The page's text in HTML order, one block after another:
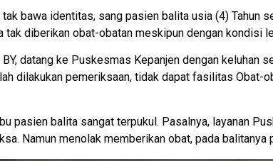
bawa identitas, sang pasien balita usia (4) Tahun
tak diberikan obat-obatan meskipun dengan kondisi
BY, datang ke Puskesmas Kepanjen dengan keluhan
dilakukan pemeriksaan, tidak dapat fasilitas Obat-
pasien balita sangat terpukul. Pasalnya, layanan
Namun menolak memberikan obat, pada balitanya